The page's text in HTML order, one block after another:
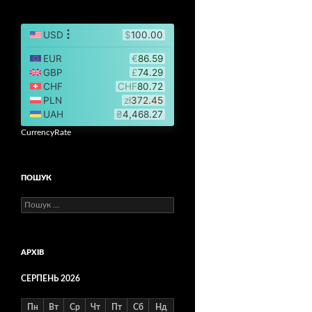
CurrencyRate
ПОШУК
Пошук:
АРХІВ
СЕРПЕНЬ 2026
Пн Вт Ср Чт Пт Сб Нд